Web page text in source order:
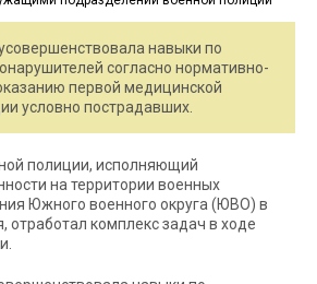
навыки по
согласно нормативно-
первой медицинской
условно пострадавших.
полиции, исполняющий
на территории военных
Южного военного округа (ЮВО) в
отработал комплекс задач в ходе